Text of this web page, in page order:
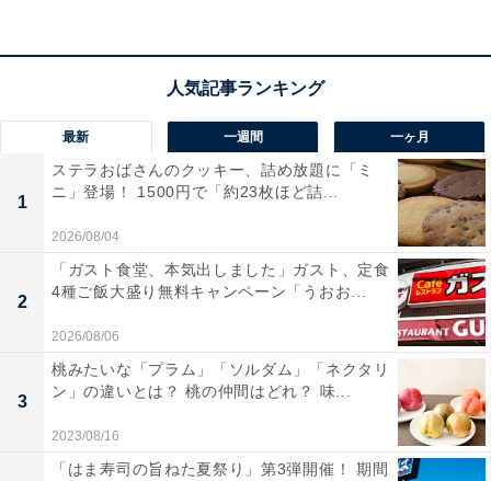
「ドリーミング筍シウマイ弁当」はいつ発売す
る？
最新 一週間 一ヶ月
1
ステラおばさんのクッキー、詰め放題に「ミ
ニ」登場！ 1500円で「約23枚ほど詰...
2026/08/04
2
「ガスト食堂、本気出しました」ガスト、定食
4種ご飯大盛り無料キャンペーン「うおお...
2026/08/06
3
桃みたいな「プラム」「ソルダム」「ネクタリ
ン」の違いとは？ 桃の仲間はどれ？ 味...
2023/08/16
「はま寿司の旨ねた夏祭り」第3弾開催！ 期間